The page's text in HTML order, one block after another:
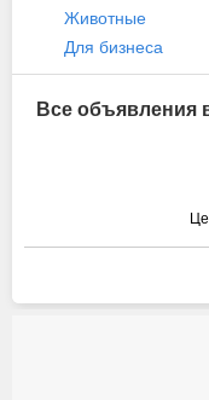
Животные
Для бизнеса
Все объявления